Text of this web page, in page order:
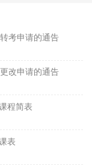
考申请的通告
改申请的通告
程简表
表